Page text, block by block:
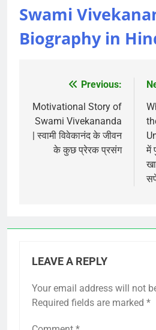
Swami
Biography in
navigation
Previous:
Motivational Story of
Swami Vivekananda
| स्वामी विवेकानंद के जीवन
के कुछ प्रेरक प्रसंग
में
LEAVE A REPLY
Your email address will not
Required fields are marked *